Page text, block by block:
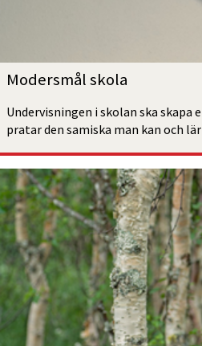
Modersmål skola
Undervisningen i skolan ska skapa
pratar den samiska man kan och